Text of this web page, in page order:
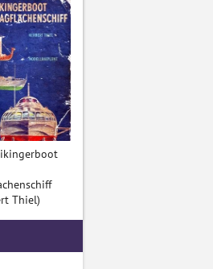
Thiel)